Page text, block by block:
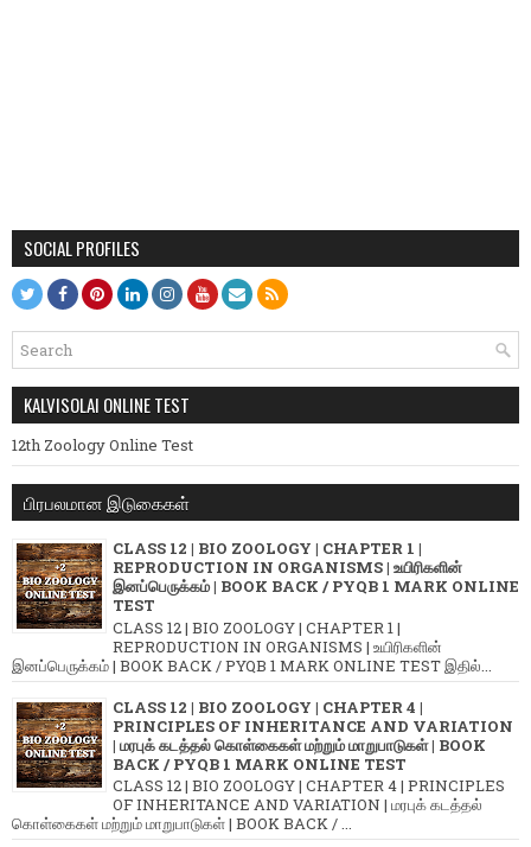
SOCIAL PROFILES
KALVISOLAI ONLINE TEST
12th Zoology Online Test
பிரபலமான இடுகைகள்
CLASS 12 | BIO ZOOLOGY | CHAPTER 1 |
REPRODUCTION IN ORGANISMS | உயிரிகளின்
இனப்பெருக்கம் | BOOK BACK / PYQB 1 MARK ONLINE
TEST
CLASS 12 | BIO ZOOLOGY | CHAPTER 1 |
REPRODUCTION IN ORGANISMS | உயிரிகளின்
இனப்பெருக்கம் | BOOK BACK / PYQB 1 MARK ONLINE TEST இதில்...
CLASS 12 | BIO ZOOLOGY | CHAPTER 4 |
PRINCIPLES OF INHERITANCE AND VARIATION
| மரபுக் கடத்தல் கொள்கைகள் மற்றும் மாறுபாடுகள் | BOOK
BACK / PYQB 1 MARK ONLINE TEST
CLASS 12 | BIO ZOOLOGY | CHAPTER 4 | PRINCIPLES
OF INHERITANCE AND VARIATION | மரபுக் கடத்தல்
கொள்கைகள் மற்றும் மாறுபாடுகள் | BOOK BACK / ...